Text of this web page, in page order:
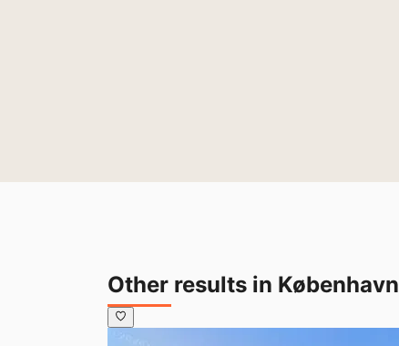
Other results in København